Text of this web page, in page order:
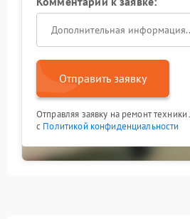
Отправить заявку
Отправляя заявку на ремонт
с Политикой конфиденциальности